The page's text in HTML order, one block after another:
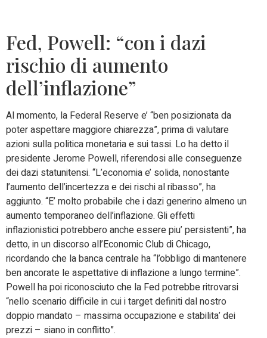
Fed, Powell: “con i dazi
rischio di aumento
dell’inflazione”
Al momento, la Federal Reserve e’ “ben posizionata da
poter aspettare maggiore chiarezza”, prima di valutare
azioni sulla politica monetaria e sui tassi. Lo ha detto il
presidente Jerome Powell, riferendosi alle conseguenze
dei dazi statunitensi. “L’economia e’ solida, nonostante
l’aumento dell’incertezza e dei rischi al ribasso”, ha
aggiunto. “E’ molto probabile che i dazi generino almeno un
aumento temporaneo dell’inflazione. Gli effetti
inflazionistici potrebbero anche essere piu’ persistenti”, ha
detto, in un discorso all’Economic Club di Chicago,
ricordando che la banca centrale ha “l’obbligo di mantenere
ben ancorate le aspettative di inflazione a lungo termine”.
Powell ha poi riconosciuto che la Fed potrebbe ritrovarsi
“nello scenario difficile in cui i target definiti dal nostro
doppio mandato – massima occupazione e stabilita’ dei
prezzi – siano in conflitto”.